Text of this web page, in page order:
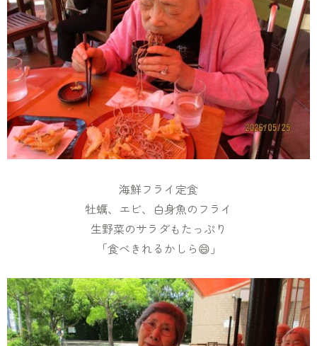
海鮮フライ定食
牡蠣、エビ、白身魚のフライ
生野菜のサラダもたっぷり
「食べきれるかしら😄」